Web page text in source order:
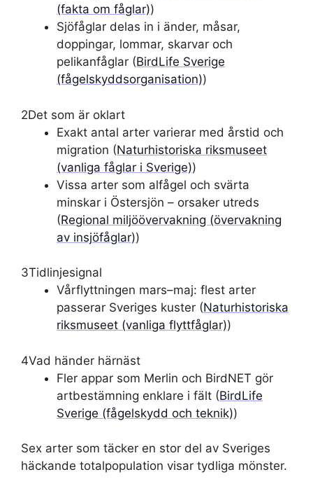
(fakta om fåglar))
Sjöfåglar delas in i änder, måsar,
doppingar, lommar, skarvar och
pelikanfåglar (BirdLife Sverige
(fågelskyddsorganisation))
2Det som är oklart
Exakt antal arter varierar med årstid och
migration (Naturhistoriska riksmuseet
(vanliga fåglar i Sverige))
Vissa arter som alfågel och svärta
minskar i Östersjön – orsaker utreds
(Regional miljöövervakning (övervakning
av insjöfåglar))
3Tidlinjesignal
Vårflyttningen mars–maj: flest arter
passerar Sveriges kuster (Naturhistoriska
riksmuseet (vanliga flyttfåglar))
4Vad händer härnäst
Fler appar som Merlin och BirdNET gör
artbestämning enklare i fält (BirdLife
Sverige (fågelskydd och teknik))
Sex arter som täcker en stor del av Sveriges
häckande totalpopulation visar tydliga mönster.